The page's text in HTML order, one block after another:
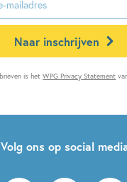
Naar inschrijven
is hetWPG Privacy Statement
Volg ons op social